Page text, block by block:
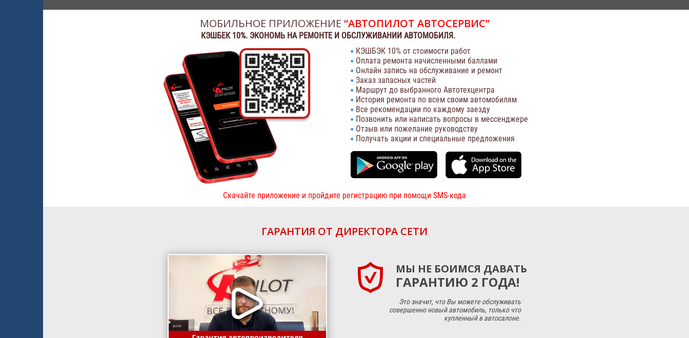
МОБИЛЬНОЕ ПРИЛОЖЕНИЕ “АВТОПИЛОТ АВТОСЕРВИС”
КЭШБЕК 10%. ЭКОНОМЬ НА РЕМОНТЕ И ОБСЛУЖИВАНИИ АВТОМОБИЛЯ.
КЭШБЭК 10% от стоимости работ
Оплата ремонта начисленными баллами
Онлайн запись на обслуживание и ремонт
Заказ запасных частей
Маршрут до выбранного Автотехцентра
История ремонта по всем своим автомобилям
Все рекомендации по каждому заезду
Позвонить или написать вопросы в мессенджере
Отзыв или пожелание руководству
Получать акции и специальные предложения
Скачайте приложение и пройдите регистрацию при помощи SMS-кода
ГАРАНТИЯ ОТ ДИРЕКТОРА СЕТИ
МЫ НЕ БОИМСЯ ДАВАТЬ
ГАРАНТИЮ 2 ГОДА!
Это значит, что Вы можете обслуживать
совершенно новый автомобиль, только что
купленный в автосалоне.